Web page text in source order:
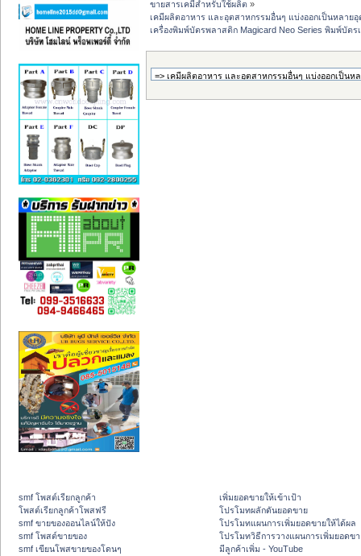
ขายสารเคมีสำหรับใช้ผลิต »
เคมีผลิตอาหาร และอุตสาหกรรมอื่นๆ แบ่งออกเป็นหลาย
เครื่องพิมพ์บัตรพลาสติก Magicard Neo Series พิมพ์บัตร
smf โพสต์เรียกลูกค้า
โพสต์เรียกลูกค้าโพสฟรี
smf ขายของออนไลน์ให้ปัง
smf โพสต์ขายของ
smf เขียนโพสขายของโดนๆ
เพิ่มยอดขายให้เข้าเป้า
โปรโมทผลักดันยอดขาย
โปรโมทแผนการเพิ่มยอดขายให้ได้ผล
โปรโมทวิธีการวางแผนการเพิ่มยอดข
มีลูกค้าเพิ่ม - YouTube